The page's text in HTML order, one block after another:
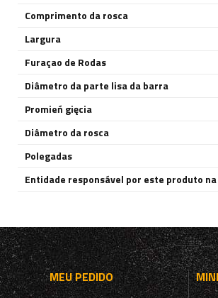
Comprimento da rosca
Largura
Furaçao de Rodas
Diâmetro da parte lisa da barra
Promień gięcia
Diâmetro da rosca
Polegadas
Entidade responsável por este produto na
MEU PEDIDO